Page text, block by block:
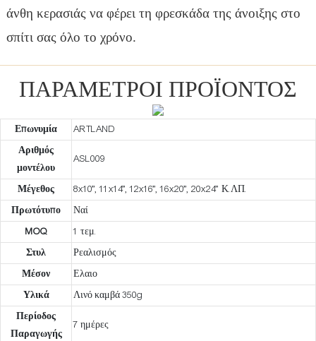
άνθη κερασιάς να φέρει τη φρεσκάδα της άνοιξης στο
σπίτι σας όλο το χρόνο.
ΠΑΡΆΜΕΤΡΟΙ ΠΡΟΪΌΝΤΟΣ
Επωνυμία
ARTLAND
Αριθμός
μοντέλου
ASL009
Μέγεθος
8x10”, 11x14”, 12x16”, 16x20”, 20x24” Κ.ΛΠ.
Πρωτότυπο
Ναί
MOQ
1 τεμ.
Στυλ
Ρεαλισμός
Μέσον
Ελαιο
Υλικά
Λινό καμβά 350g
Περίοδος
Παραγωγής
7 ημέρες